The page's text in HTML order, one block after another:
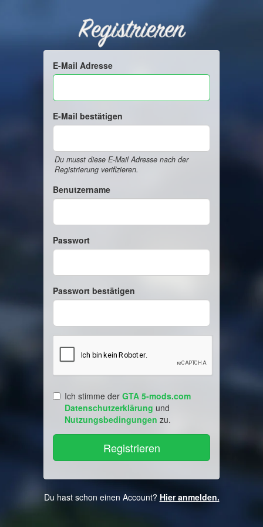
Registrieren
E-Mail Adresse
E-Mail bestätigen
Du musst diese E-Mail Adresse nach der
Registrierung verifizieren.
Benutzername
Passwort
Passwort bestätigen
Ich stimme der GTA 5-mods.com
Datenschutzerklärung und
Nutzungsbedingungen zu.
Du hast schon einen Account? Hier anmelden.